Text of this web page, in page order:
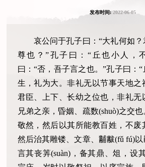
发布时间:2022-06-05
哀公问于孔子曰：“大礼何如
尊也？”孔子曰：“丘也小人，
曰：“否，吾子言之也。”孔子曰：
生，礼为大。非礼无以节事天地之
君臣、上下、长幼之位也，非礼无
兄弟之亲，昏姻、疏数(shuò)之交
敬然，然后以其所能教百姓，不废
然后治其雕镂、文章、黼黻(fǔ fú)
言其丧筭(suàn)，备其鼎、俎，设